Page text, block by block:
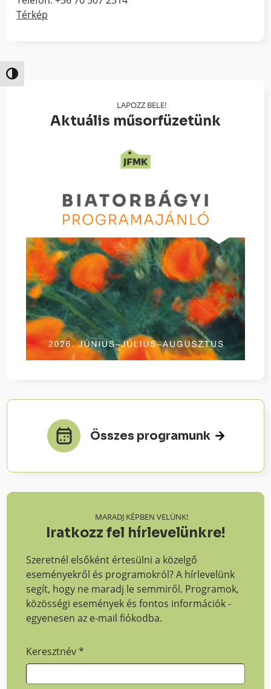
Nagy kontraszt váltása
Térkép
LAPOZZ BELE!
Aktuális műsorfüzetünk
Összes programunk
MARADJ KÉPBEN VELÜNK!
Iratkozz fel hírlevelünkre!
Szeretnél elsőként értesülni a közelgő
eseményekről és programokról? A hírlevelünk
segít, hogy ne maradj le semmiről. Programok,
közösségi események és fontos információk -
egyenesen az e-mail fiókodba.
Keresztnév*